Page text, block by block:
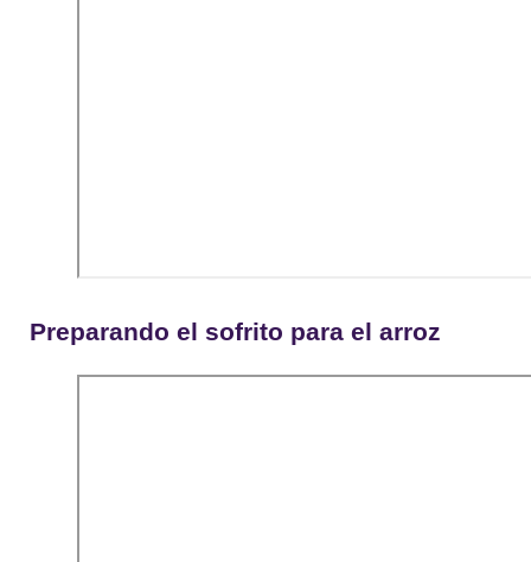
Preparando el sofrito para el arroz